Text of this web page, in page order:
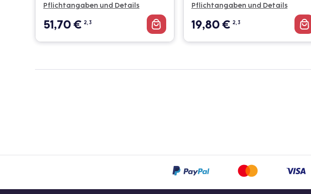
Pflichtangaben und Details
51,70€ 2, 3
Pflichtangaben und Details
19,80€ 2, 3